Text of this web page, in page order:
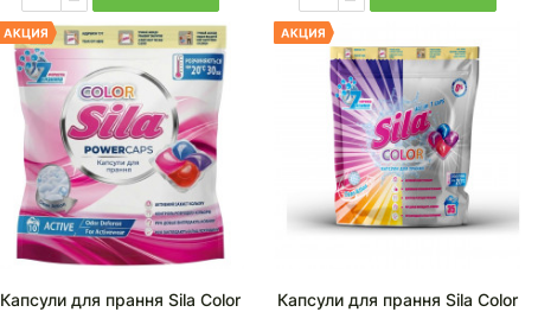
Капсули для прання Sila Color
Капсули для прання Sila Color